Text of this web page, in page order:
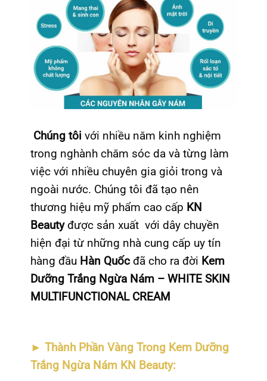
Chúng tôi với nhiều năm kinh nghiệm
trong nghành chăm sóc da và từng làm
việc với nhiều chuyên gia giỏi trong và
ngoài nước. Chúng tôi đã tạo nên
thương hiệu mỹ phẩm cao cấp KN
Beautyđược sản xuất với dây chuyền
hiện đại từ những nhà cung cấp uy tín
hàng đầu Hàn Quốc đã cho ra đời Kem
Dưỡng Trắng Ngừa Nám – WHITE SKIN
MULTIFUNCTIONAL CREAM
► Thành Phần Vàng Trong Kem Dưỡng
Trắng Ngừa Nám KN Beauty: